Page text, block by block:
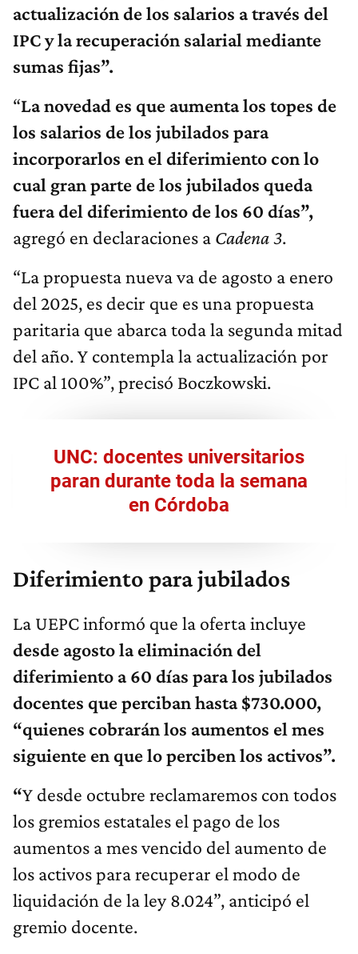
actualización de los salarios a través del
IPC y la recuperación salarial mediante
sumas fijas”.
“La novedad es que aumenta los topes de
los salarios de los jubilados para
incorporarlos en el diferimiento con lo
cual gran parte de los jubilados queda
fuera del diferimiento de los 60 días”,
agregó en declaraciones a Cadena 3.
“La propuesta nueva va de agosto a enero
del 2025, es decir que es una propuesta
paritaria que abarca toda la segunda mitad
del año. Y contempla la actualización por
IPC al 100%”, precisó Boczkowski.
UNC: docentes universitarios
paran durante toda la semana
en Córdoba
Diferimiento para jubilados
La UEPC informó que la oferta incluye
desde agosto la eliminación del
diferimiento a 60 días para los jubilados
docentes que perciban hasta $730.000,
“quienes cobrarán los aumentos el mes
siguiente en que lo perciben los activos”.
“Y desde octubre reclamaremos con todos
los gremios estatales el pago de los
aumentos a mes vencido del aumento de
los activos para recuperar el modo de
liquidación de la ley 8.024”, anticipó el
gremio docente.